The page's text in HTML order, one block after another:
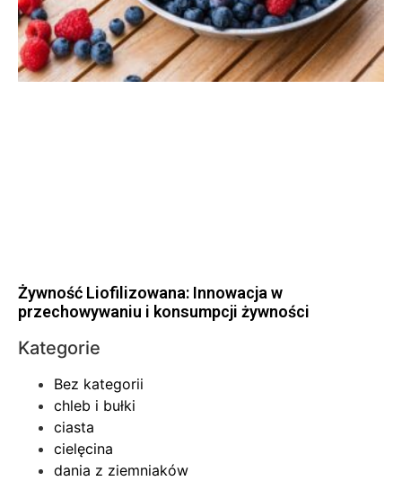
Żywność Liofilizowana: Innowacja w
przechowywaniu i konsumpcji żywności
Kategorie
Bez kategorii
chleb i bułki
ciasta
cielęcina
dania z ziemniaków